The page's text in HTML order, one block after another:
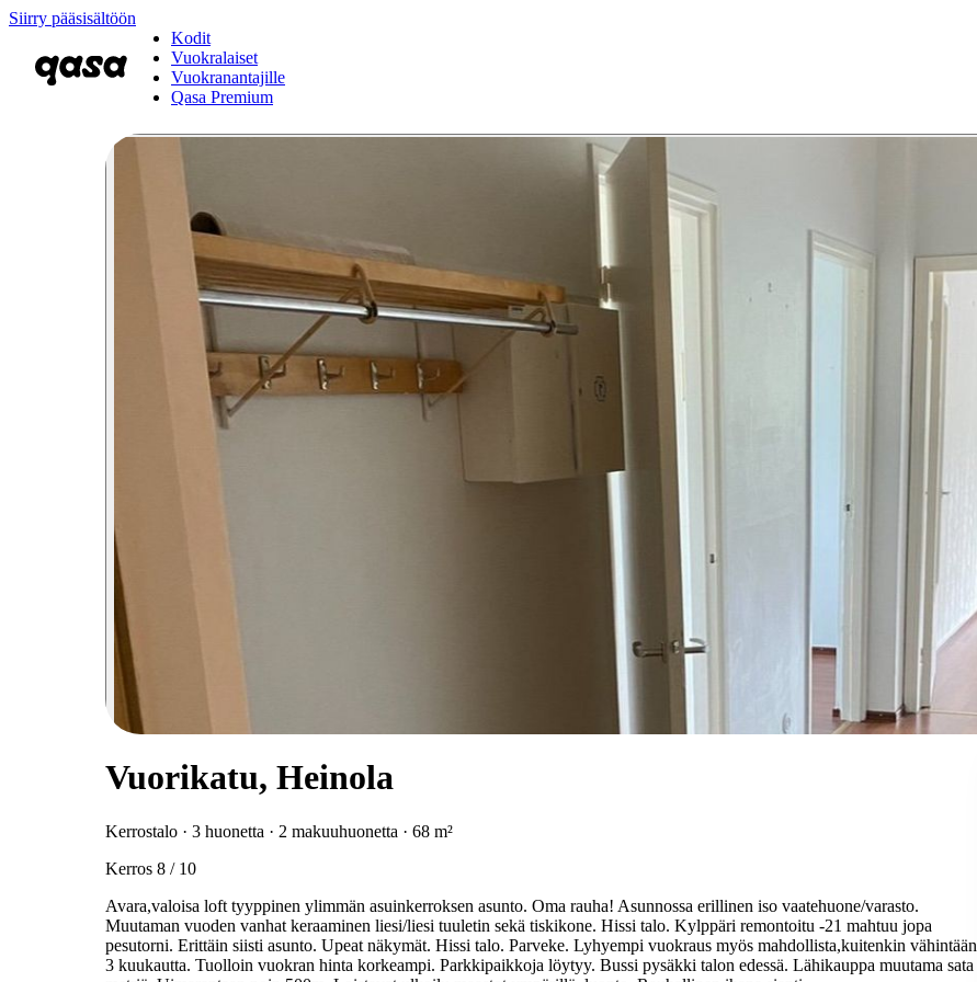
Siirry pääsisältöön
Kodit
Vuokralaiset
Vuokranantajille
Qasa Premium
Vuorikatu, Heinola
Kerrostalo · 3 huonetta · 2 makuuhuonetta · 68 m²
Kerros 8 / 10
Avara,valoisa loft tyyppinen ylimmän asuinkerroksen asunto. Oma rauha! Asunnossa erillinen iso vaatehuone/varasto.
Muutaman vuoden vanhat keraaminen liesi/liesi tuuletin sekä tiskikone. Hissi talo. Kylppäri remontoitu -21 mahtuu jopa
pesutorni. Erittäin siisti asunto. Upeat näkymät. Hissi talo. Parveke. Lyhyempi vuokraus myös mahdollista,kuitenkin vähintään
3 kuukautta. Tuolloin vuokran hinta korkeampi. Parkkipaikkoja löytyy. Bussi pysäkki talon edessä. Lähikauppa muutama sata